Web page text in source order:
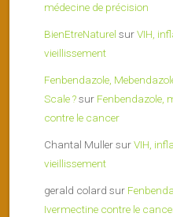
médecine de précision
BienEtreNaturel surVIH,
vieillissement
Fenbendazole,
Scale ?sur Fenbendazole,
contre le cancer
Chantal MullersurVIH,
vieillissement
gerald colard sur
Ivermectine contre le